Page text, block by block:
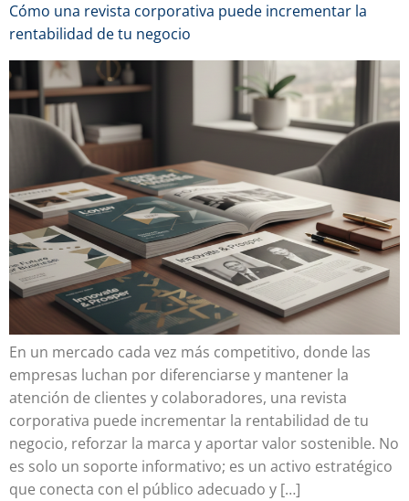
Cómo una revista corporativa puede incrementar la
rentabilidad de tu negocio
En un mercado cada vez más competitivo, donde las
empresas luchan por diferenciarse y mantener la
atención de clientes y colaboradores, una revista
corporativa puede incrementar la rentabilidad de tu
negocio, reforzar la marca y aportar valor sostenible. No
es solo un soporte informativo; es un activo estratégico
que conecta con el público adecuado y […]